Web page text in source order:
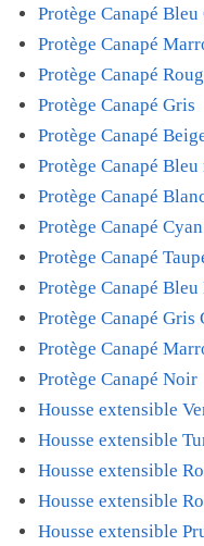
Protège Canapé
Protège Canapé
Protège Canapé
Protège Canapé Gris
Protège Canapé
Protège Canapé Bleu
Protège Canapé
Protège Canapé Cyan
Protège Canapé
Protège Canapé Bleu
Protège Canapé Gris
Protège Canapé
Protège Canapé Noir
Housse extensible
Housse extensible
Housse extensible
Housse extensible
Housse extensible